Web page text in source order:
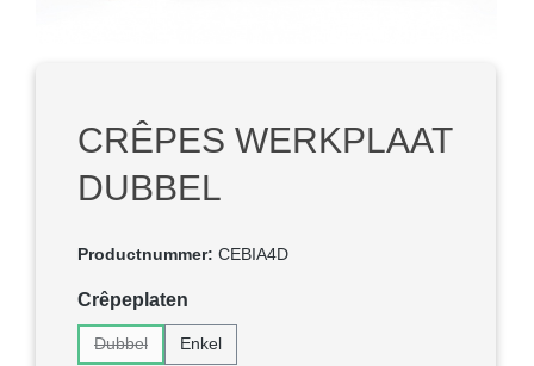
CRÊPES WERKPLAAT
DUBBEL
Productnummer: CEBIA4D
Selecteer
Crêpeplaten
Dubbel Enkel